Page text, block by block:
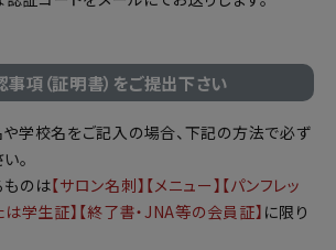
項（証明書）をご提出下さい
学校名をご記入の場合、下記の方法で必ず
。
のは【サロン名刺】【メニュー】【パンフレッ
は学生証】【終了書・JNA等の会員証】 に限り